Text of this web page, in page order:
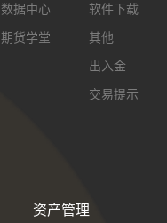
数据中心
期货学堂
软件下载
其他
出入金
交易提示
资产管理